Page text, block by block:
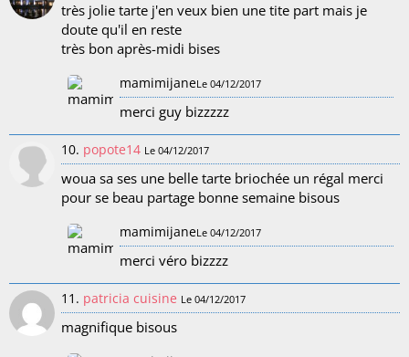
très jolie tarte j'en veux bien une tite part mais je
doute qu'il en reste
très bon après-midi bises
mamimijaneLe 04/12/2017
merci guy bizzzzz
10. popote14 Le 04/12/2017
woua sa ses une belle tarte briochée un régal merci
pour se beau partage bonne semaine bisous
mamimijaneLe 04/12/2017
merci véro bizzzz
11. patricia cuisine Le 04/12/2017
magnifique bisous